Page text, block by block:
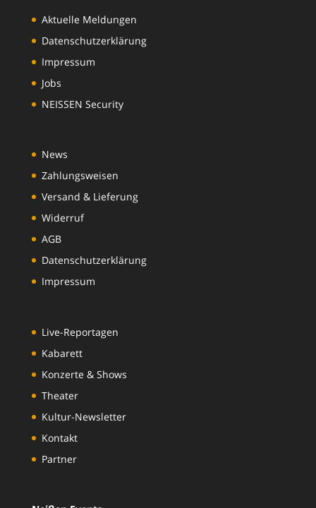
Aktuelle Meldungen
Datenschutzerklärung
Impressum
Jobs
NEISSEN Security
News
Zahlungsweisen
Versand & Lieferung
Widerruf
AGB
Datenschutzerklärung
Impressum
Live-Reportagen
Kabarett
Konzerte & Shows
Theater
Kultur-Newsletter
Kontakt
Partner